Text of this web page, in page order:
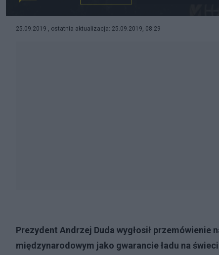
Jorku, fot. PAP/Radek Pietruszka
25.09.2019 , ostatnia aktualizacja: 25.09.2019, 08:29
Prezydent Andrzej Duda wygłosił przemówienie
międzynarodowym jako gwarancie ładu na